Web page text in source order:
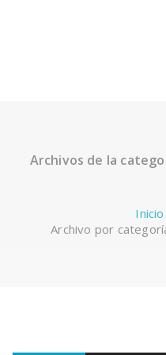
Archivos de la
Inicio
Archivo por